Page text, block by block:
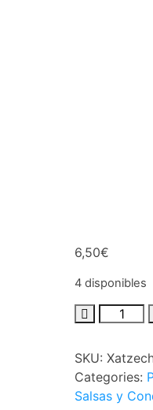
6,50€
4 disponibles
SKU:
Categories:
Salsas y